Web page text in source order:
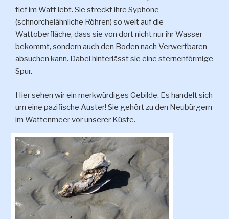
tief im Watt lebt. Sie streckt ihre Syphone
(schnorchelähnliche Röhren) so weit auf die
Wattoberfläche, dass sie von dort nicht nur ihr Wasser
bekommt, sondern auch den Boden nach Verwertbaren
absuchen kann. Dabei hinterlässt sie eine sternenförmige
Spur.
Hier sehen wir ein merkwürdiges Gebilde. Es handelt sich
um eine pazifische Auster! Sie gehört zu den Neubürgern
im Wattenmeer vor unserer Küste.